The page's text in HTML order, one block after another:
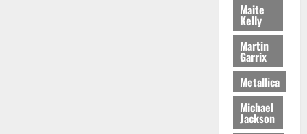
Maite
Kelly
Martin
Garrix
Metallica
Michael
Jackson